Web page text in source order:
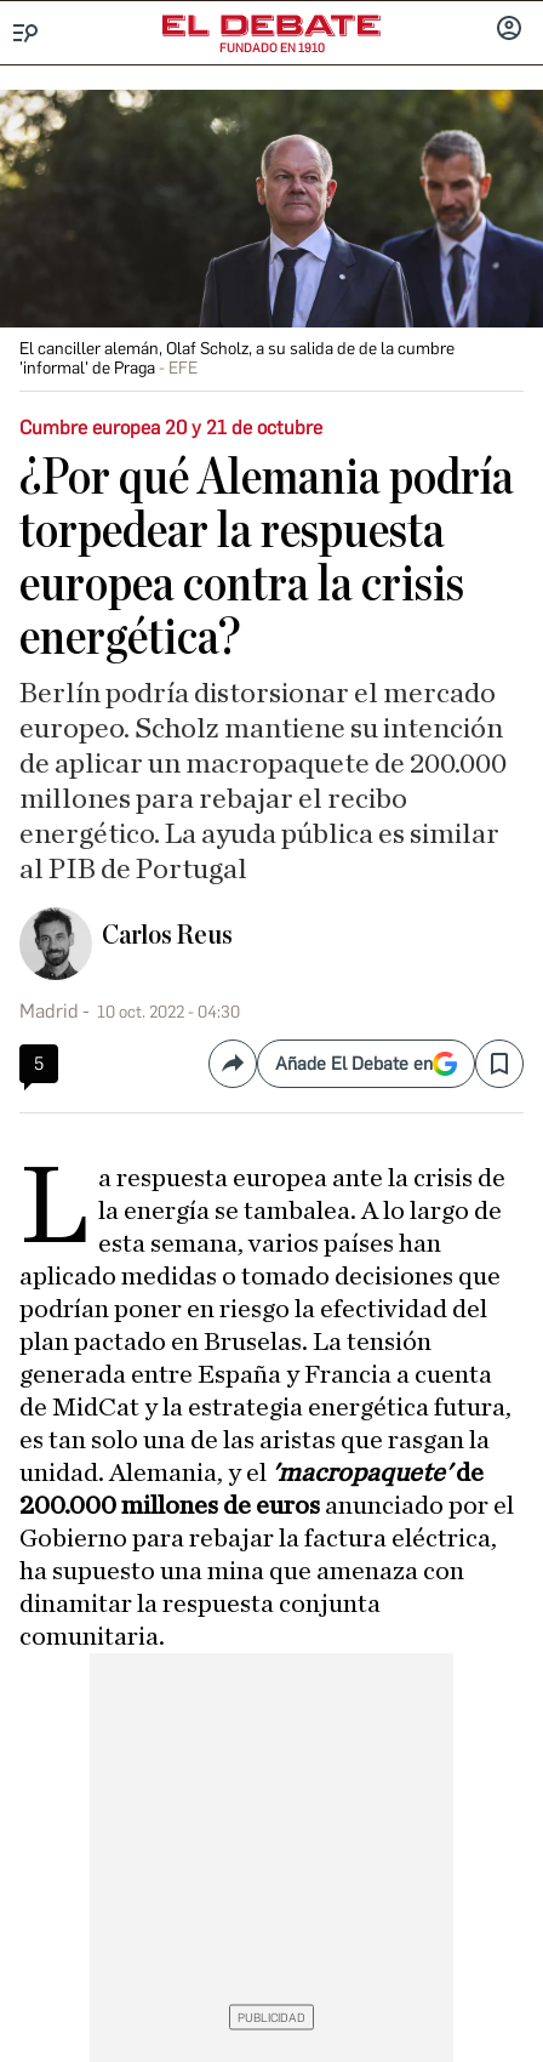
FUNDADO EN 1910
El canciller alemán, Olaf Scholz, a su salida de de la cumbre
'informal' de Praga
EFE
Cumbre europea 20 y 21 de octubre
¿Por qué Alemania podría
torpedear la respuesta
europea contra la crisis
energética?
Berlín podría distorsionar el mercado
europeo. Scholz mantiene su intención
de aplicar un macropaquete de 200.000
millones para rebajar el recibo
energético. La ayuda pública es similar
al PIB de Portugal
Carlos Reus
Madrid 10 oct. 2022 - 04:30
5 CompartirAñade El Debate en Save
L a respuesta europea ante la crisis de
la energía se tambalea. A lo largo de
esta semana, varios países han
aplicado medidas o tomado decisiones que
podrían poner en riesgo la efectividad del
plan pactado en Bruselas. La tensión
generada entre España y Francia a cuenta
de MidCat y la estrategia energética futura,
es tan solo una de las aristas que rasgan la
unidad. Alemania, y el 'macropaquete'de
200.000 millones de euros anunciado por el
Gobierno para rebajar la factura eléctrica,
ha supuesto una mina que amenaza con
dinamitar la respuesta conjunta
comunitaria.